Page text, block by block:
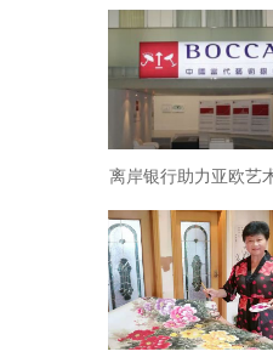
书画篆刻家徐庆华
离岸银行助力亚欧艺
融发展